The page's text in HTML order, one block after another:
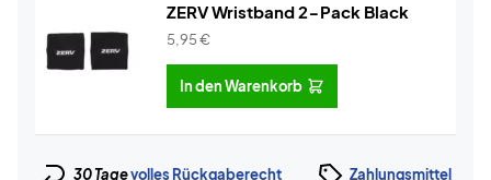
ZERV Wristband 2-Pack Black
5,95€
In den Warenkorb
30 Tagevolles Rückgaberecht Zahlungsmittel